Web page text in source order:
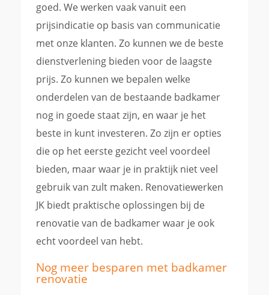
goed. We werken vaak vanuit een
prijsindicatie op basis van communicatie
met onze klanten. Zo kunnen we de beste
dienstverlening bieden voor de laagste
prijs. Zo kunnen we bepalen welke
onderdelen van de bestaande badkamer
nog in goede staat zijn, en waar je het
beste in kunt investeren. Zo zijn er opties
die op het eerste gezicht veel voordeel
bieden, maar waar je in praktijk niet veel
gebruik van zult maken. Renovatiewerken
JK biedt praktische oplossingen bij de
renovatie van de badkamer waar je ook
echt voordeel van hebt.
Nog meer besparen met badkamer
renovatie